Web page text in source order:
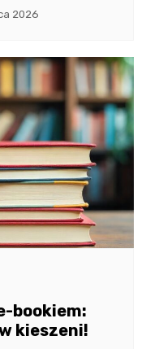
2026
bookiem:
kieszeni!